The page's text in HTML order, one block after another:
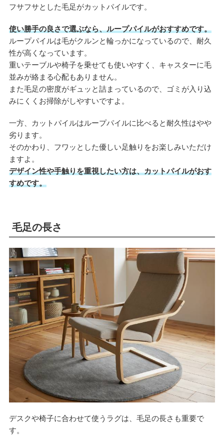
フサフサとした毛足がカットパイルです。
使い勝手の良さで選ぶなら、ループパイルがおすすめです。
ループパイルは毛がクルンと輪っかになっているので、耐久
性が高くなっています。
重いテーブルや椅子を乗せても使いやすく、キャスターに毛
並みが絡まる心配もありません。
また毛足の密度がギュッと詰まっているので、ゴミが入り込
みにくくお掃除がしやすいですよ。
一方、カットパイルはループパイルに比べると耐久性はやや
劣ります。
そのかわり、フワッとした優しい足触りをお楽しみいただけ
ますよ。
デザイン性や手触りを重視したい方は、カットパイルがおす
すめです。
毛足の長さ
デスクや椅子に合わせて使うラグは、毛足の長さも重要で
す。